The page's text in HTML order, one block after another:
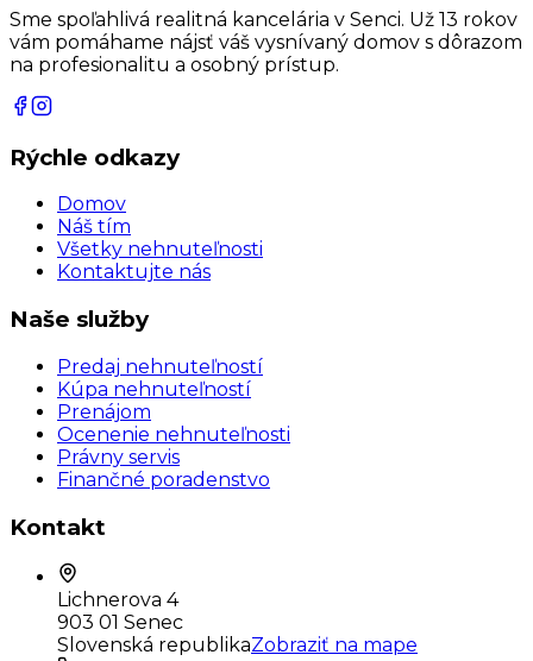
Sme spoľahlivá realitná kancelária v Senci. Už 13 rokov
vám pomáhame nájsť váš vysnívaný domov s dôrazom
na profesionalitu a osobný prístup.
Rýchle odkazy
Domov
Náš tím
Všetky nehnuteľnosti
Kontaktujte nás
Naše služby
Predaj nehnuteľností
Kúpa nehnuteľností
Prenájom
Ocenenie nehnuteľnosti
Právny servis
Finančné poradenstvo
Kontakt
Lichnerova 4
903 01 Senec
Slovenská republikaZobraziť na mape